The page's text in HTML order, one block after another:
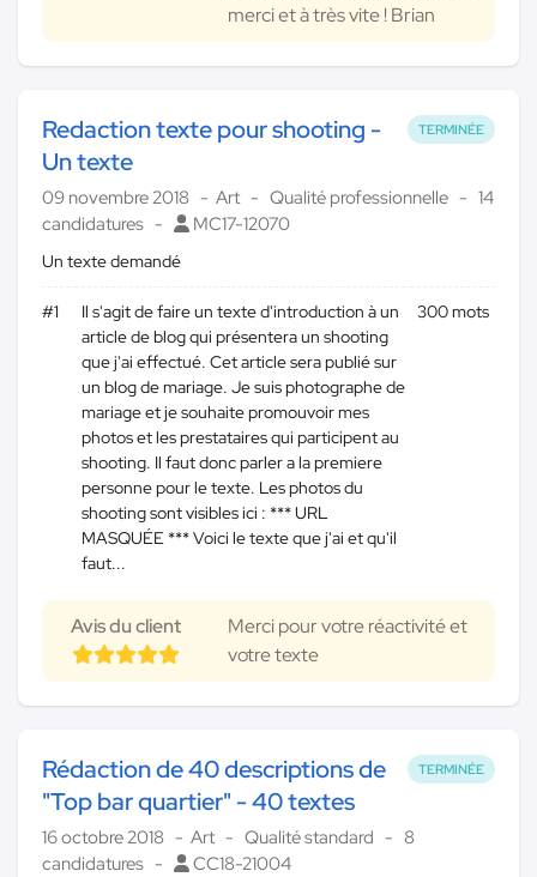
merci et à très vite ! Brian
TERMINÉE
Redaction texte pour shooting -
Un texte
09 novembre 2018 Art Qualité professionnelle
14
candidatures
MC17-12070
Un texte demandé
#1
Il s'agit de faire un texte d'introduction à un
article de blog qui présentera un shooting
que j'ai effectué. Cet article sera publié sur
un blog de mariage. Je suis photographe de
mariage et je souhaite promouvoir mes
photos et les prestataires qui participent au
shooting. Il faut donc parler a la premiere
personne pour le texte. Les photos du
shooting sont visibles ici : *** URL
MASQUÉE *** Voici le texte que j'ai et qu'il
faut...
300 mots
Avis du client
Merci pour votre réactivité et
votre texte
TERMINÉE
Rédaction de 40 descriptions de
"Top bar quartier" - 40 textes
16 octobre 2018 Art Qualité standard
8
candidatures
CC18-21004